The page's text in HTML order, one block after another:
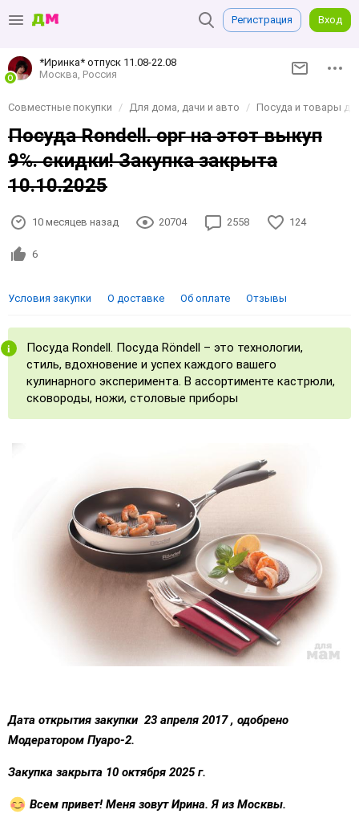
Регистрация Вход
*Иринка* отпуск 11.08-22.08
Москва, Россия
Совместные покупки Для дома, дачи и авто Посуда и товары
Посуда Rondell. орг на этот выкуп
9%. скидки! Закупка закрыта
10.10.2025
10 месяцев назад 20704 2558 124
6
Условия закупки О доставке Об оплате Отзывы
Посуда Rondell. Посуда Röndell – это технологии,
стиль, вдохновение и успех каждого вашего
кулинарного эксперимента. В ассортименте кастрюли,
сковороды, ножи, столовые приборы
Дата открытия закупки 23 апреля 2017 , одобрено
Модератором Пуаро-2.
Закупка закрыта 10 октября 2025 г.
Всем привет! Меня зовут Ирина. Я из Москвы.